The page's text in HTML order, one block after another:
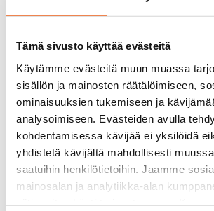
Tämä sivusto käyttää evästeitä
Käytämme evästeitä muun muassa
sisällön ja mainosten räätälöimiseen,
ominaisuuksien tukemiseen ja
analysoimiseen. Evästeiden avulla
kohdentamisessa kävijää ei yksilöidä
yhdistetä kävijältä mahdollisesti
saatuihin henkilötietoihin. Jaamme
mainosalan ja analytiikka-alan
kuivaushuoneita. Autohallipaikkoja
Sopimus ja maksut
Vapautuminen
Vuokrattu
Varallisuusrajat
Ei